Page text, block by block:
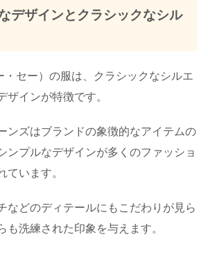
デザインとクラシックなシル
・セー）の服は、クラシックなシルエ
ザインが特徴です。
ンズはブランドの象徴的なアイテムの
ンプルなデザインが多くのファッショ
ています。
などのディテールにもこだわりが見ら
も洗練された印象を与えます。